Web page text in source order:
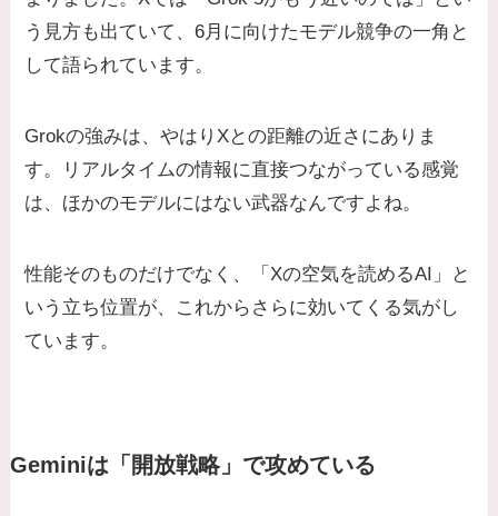
う見方も出ていて、6月に向けたモデル競争の一角と
して語られています。
Grokの強みは、やはりXとの距離の近さにありま
す。リアルタイムの情報に直接つながっている感覚
は、ほかのモデルにはない武器なんですよね。
性能そのものだけでなく、「Xの空気を読めるAI」と
いう立ち位置が、これからさらに効いてくる気がし
ています。
Geminiは「開放戦略」で攻めている